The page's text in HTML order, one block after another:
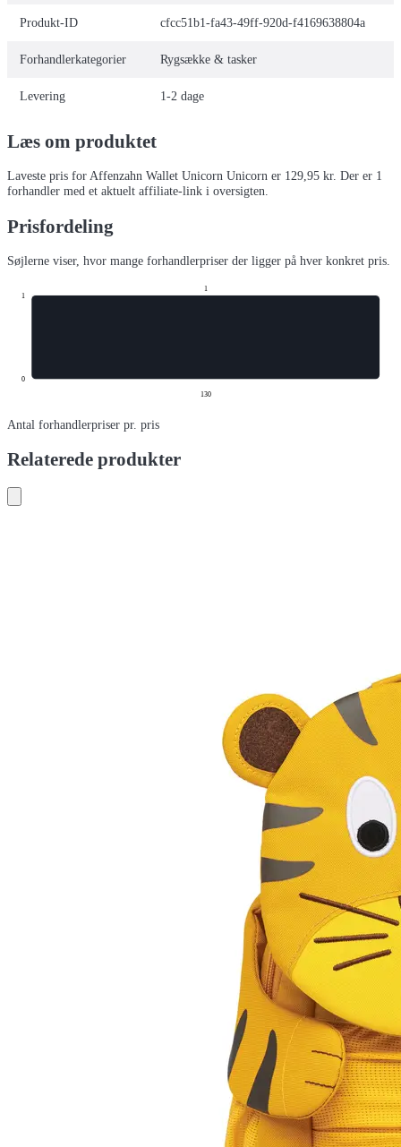
Produkt-ID cfcc51b1-fa43-49ff-920d-f4169638804a
Forhandlerkategorier Rygsække & tasker
Levering 1-2 dage
Læs om produktet
Laveste pris for Affenzahn Wallet Unicorn Unicorn er 129,95 kr. Der er 1
forhandler med et aktuelt affiliate-link i oversigten.
Prisfordeling
Søjlerne viser, hvor mange forhandlerpriser der ligger på hver konkret pris.
0
1
1
130
Antal forhandlerpriser pr. pris
Relaterede produkter